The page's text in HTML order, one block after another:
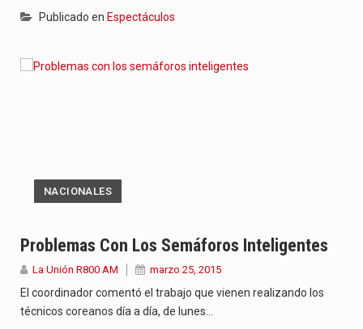
Publicado en Espectáculos
NACIONALES
Problemas Con Los Semáforos Inteligentes
La Unión R800 AM marzo 25, 2015
El coordinador comentó el trabajo que vienen realizando los
técnicos coreanos día a día, de lunes…